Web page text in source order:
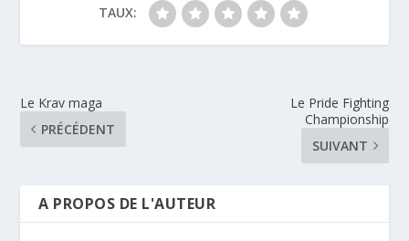
TAUX:
Le Krav maga
PRÉCÉDENT
Le Pride Fighting
Championship
SUIVANT
A PROPOS DE L'AUTEUR